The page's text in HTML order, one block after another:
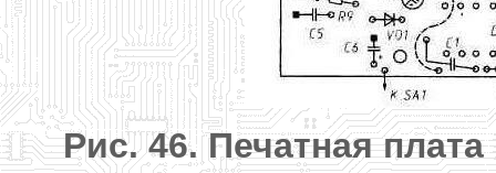
Рис. 46. Печатная